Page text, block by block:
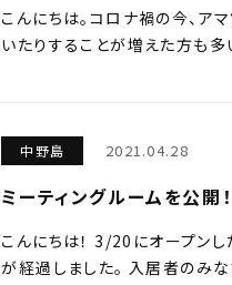
こんにちは。コロナ禍の今、ア
いたりすることが増えた方も
中野島 2021.04.28
ミーティングルームを公開！
こんにちは！ 3/20にオープン
が経過しました。 入居者のみ